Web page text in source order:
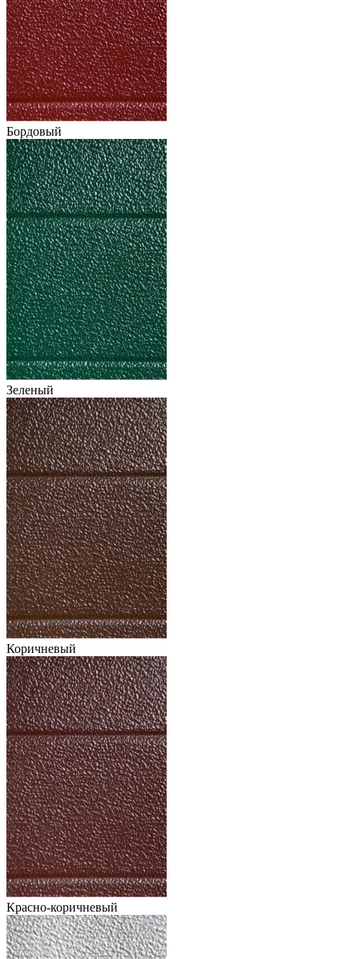
Бордовый
Зеленый
Коричневый
Красно-коричневый